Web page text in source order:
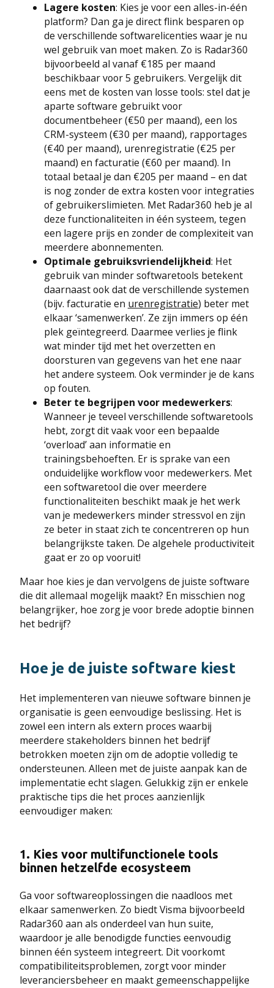
Lagere kosten: Kies je voor een alles-in-één
platform? Dan ga je direct flink besparen op
de verschillende softwarelicenties waar je nu
wel gebruik van moet maken. Zo is Radar360
bijvoorbeeld al vanaf €185 per maand
beschikbaar voor 5 gebruikers. Vergelijk dit
eens met de kosten van losse tools: stel dat je
aparte software gebruikt voor
documentbeheer (€50 per maand), een los
CRM-systeem (€30 per maand), rapportages
(€40 per maand), urenregistratie (€25 per
maand) en facturatie (€60 per maand). In
totaal betaal je dan €205 per maand – en dat
is nog zonder de extra kosten voor integraties
of gebruikerslimieten. Met Radar360 heb je al
deze functionaliteiten in één systeem, tegen
een lagere prijs en zonder de complexiteit van
meerdere abonnementen.
Optimale gebruiksvriendelijkheid: Het
gebruik van minder softwaretools betekent
daarnaast ook dat de verschillende systemen
(bijv. facturatie en urenregistratie) beter met
elkaar ‘samenwerken’. Ze zijn immers op één
plek geïntegreerd. Daarmee verlies je flink
wat minder tijd met het overzetten en
doorsturen van gegevens van het ene naar
het andere systeem. Ook verminder je de kans
op fouten.
Beter te begrijpen voor medewerkers:
Wanneer je teveel verschillende softwaretools
hebt, zorgt dit vaak voor een bepaalde
‘overload’ aan informatie en
trainingsbehoeften. Er is sprake van een
onduidelijke workflow voor medewerkers. Met
een softwaretool die over meerdere
functionaliteiten beschikt maak je het werk
van je medewerkers minder stressvol en zijn
ze beter in staat zich te concentreren op hun
belangrijkste taken. De algehele productiviteit
gaat er zo op vooruit!
Maar hoe kies je dan vervolgens de juiste software
die dit allemaal mogelijk maakt? En misschien nog
belangrijker, hoe zorg je voor brede adoptie binnen
het bedrijf?
Hoe je de juiste software kiest
Het implementeren van nieuwe software binnen je
organisatie is geen eenvoudige beslissing. Het is
zowel een intern als extern proces waarbij
meerdere stakeholders binnen het bedrijf
betrokken moeten zijn om de adoptie volledig te
ondersteunen. Alleen met de juiste aanpak kan de
implementatie echt slagen. Gelukkig zijn er enkele
praktische tips die het proces aanzienlijk
eenvoudiger maken:
1. Kies voor multifunctionele tools
binnen hetzelfde ecosysteem
Ga voor softwareoplossingen die naadloos met
elkaar samenwerken. Zo biedt Visma bijvoorbeeld
Radar360 aan als onderdeel van hun suite,
waardoor je alle benodigde functies eenvoudig
binnen één systeem integreert. Dit voorkomt
compatibiliteitsproblemen, zorgt voor minder
leveranciersbeheer en maakt gemeenschappelijke